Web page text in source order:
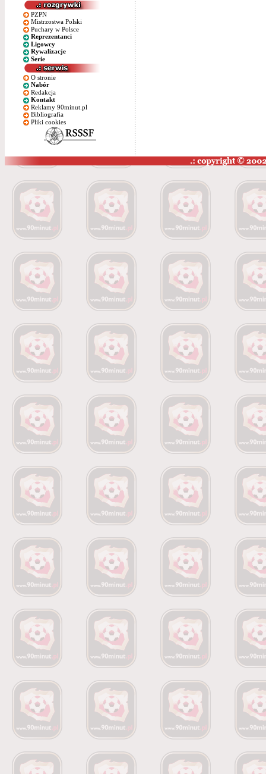
PZPN
Mistrzostwa Polski
Puchary w Polsce
Reprezentanci
Ligowcy
Rywalizacje
Serie
O stronie
Nabór
Redakcja
Kontakt
Reklamy 90minut.pl
Bibliografia
Pliki cookies